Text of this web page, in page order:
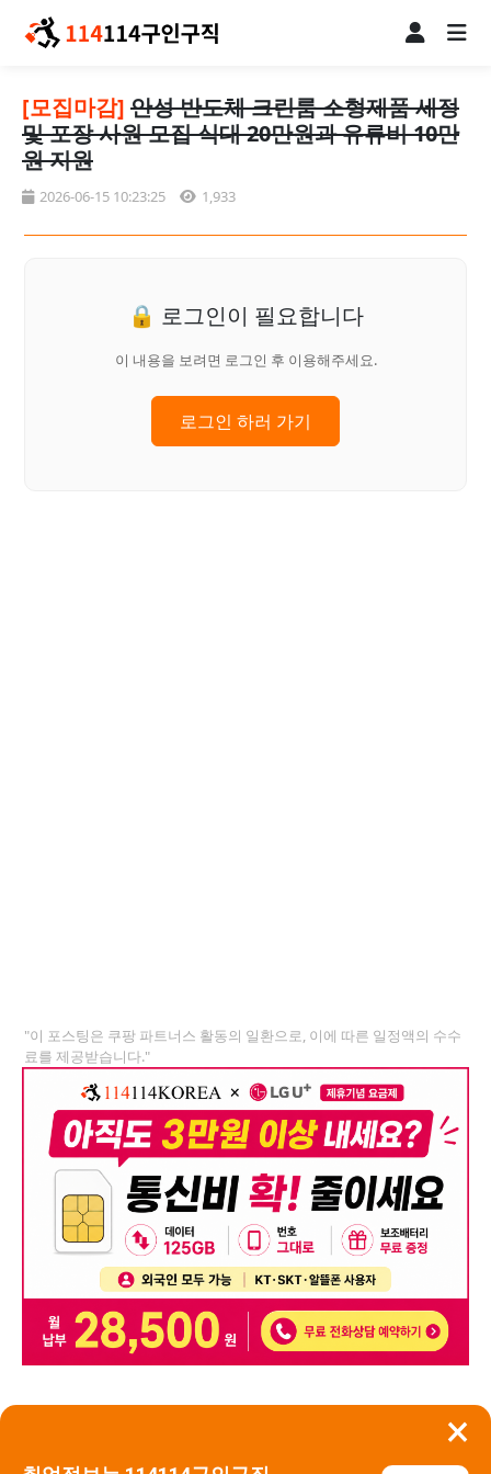
×
[모집마감] 안성 반도체 크린룸 소형제품 세정
및 포장 사원 모집 식대 20만원과 유류비 10만
원 지원
2026-06-15 10:23:25 1,933
🔒 로그인이 필요합니다
이 내용을 보려면 로그인 후 이용해주세요.
로그인 하러 가기
"이 포스팅은 쿠팡 파트너스 활동의 일환으로, 이에 따른 일정액의 수수
료를 제공받습니다."